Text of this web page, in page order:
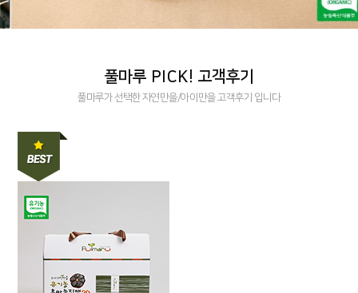
풀마루 PICK! 고객후기
풀마루가 선택한 자연만을/아이만을 고객후기 입니다